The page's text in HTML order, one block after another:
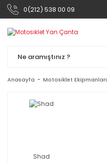
0(212) 538 00 09
Anasayfa Motosiklet Ekipmanları
Shad